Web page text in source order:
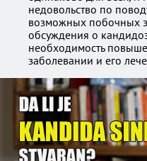
недовольство по
возможных побочных
обсуждения о
необходимость
заболевании и его